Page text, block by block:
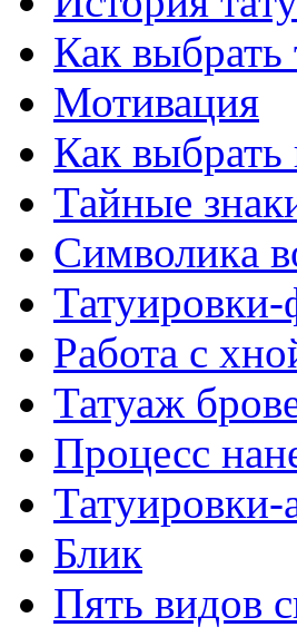
Как выбрать
Мотивация
Как выбрать
Тайные
Символикa
Работa с
Татуаж
Процесс
Татуировки-
Блик
Пять видов